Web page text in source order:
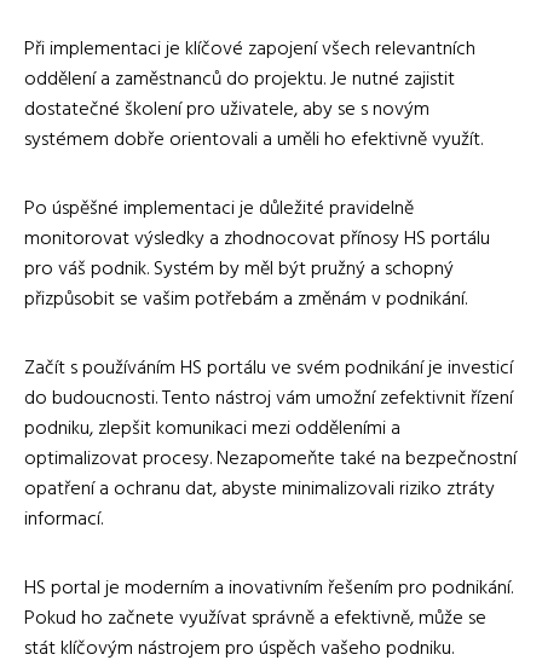
Při implementaci je klíčové zapojení všech relevantních
oddělení a zaměstnanců do projektu. Je nutné zajistit
dostatečné školení pro uživatele, aby se s novým
systémem dobře orientovali a uměli ho efektivně využít.
Po úspěšné implementaci je důležité pravidelně
monitorovat výsledky a zhodnocovat přínosy HS portálu
pro váš podnik. Systém by měl být pružný a schopný
přizpůsobit se vašim potřebám a změnám v podnikání.
Začít s používáním HS portálu ve svém podnikání je investicí
do budoucnosti. Tento nástroj vám umožní zefektivnit řízení
podniku, zlepšit komunikaci mezi odděleními a
optimalizovat procesy. Nezapomeňte také na bezpečnostní
opatření a ochranu dat, abyste minimalizovali riziko ztráty
informací.
HS portal je moderním a inovativním řešením pro podnikání.
Pokud ho začnete využívat správně a efektivně, může se
stát klíčovým nástrojem pro úspěch vašeho podniku.